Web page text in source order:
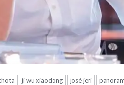
ji wu xiaodong josé jerí